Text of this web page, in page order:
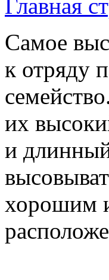
Главная
Самое
к отряду
их
и
хорошим